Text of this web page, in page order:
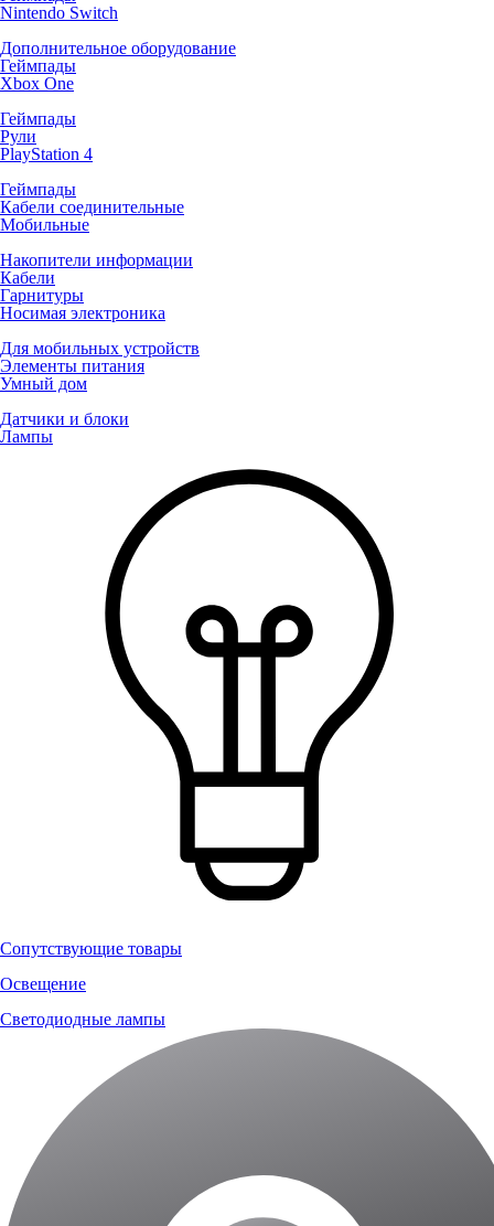
Nintendo Switch
Дополнительное оборудование
Геймпады
Xbox One
Геймпады
Рули
PlayStation 4
Геймпады
Кабели соединительные
Мобильные
Накопители информации
Кабели
Гарнитуры
Носимая электроника
Для мобильных устройств
Элементы питания
Умный дом
Датчики и блоки
Лампы
Сопутствующие товары
Освещение
Светодиодные лампы